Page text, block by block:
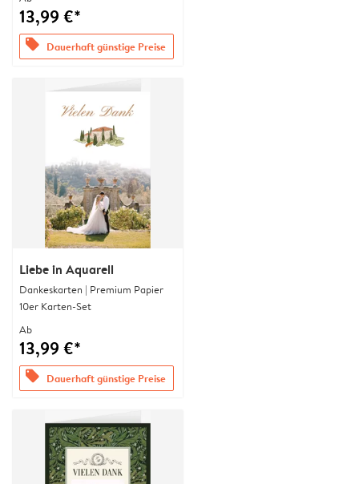
13,99 €*
offers Dauerhaft günstige Preise
Liebe in Aquarell
Dankeskarten | Premium Papier
10er Karten-Set
Ab
13,99 €*
offers Dauerhaft günstige Preise